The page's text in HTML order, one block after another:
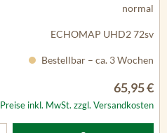
normal
ECHOMAP UHD2 72sv
Bestellbar – ca. 3 Wochen
65,95 €
Preise inkl. MwSt. zzgl. Versandkosten